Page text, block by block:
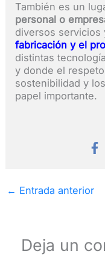
También es un
personal o
diversos servicios
fabricación y el
distintas
y donde el
sostenibilidad y los
papel importante.
← Entrada anterior
Deja un